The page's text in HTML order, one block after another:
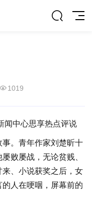
1019
中心思享热点评说
。青年作家刘楚昕十
败屡战，无论贫贱、
、小说获奖之后，女
人在哽咽，屏幕前的